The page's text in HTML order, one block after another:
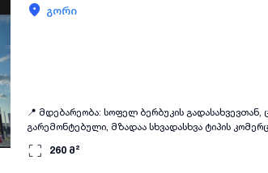
გორი
📍 მდებარეობა: სოფელ ბერბუკის გადასახვევთან, ცენტრალური გზის პირას. ✅
გარემონტებული, მზადაა სხვადასხვა ტიპის
260 მ²